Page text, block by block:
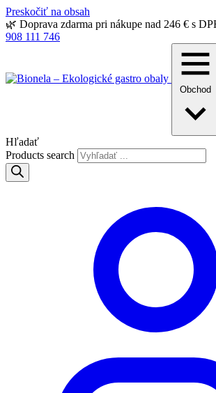
Preskočiť na obsah
🌿 Doprava zdarma pri nákupe nad 246 € s
908 111 746
Obchod
Hľadať
Products search